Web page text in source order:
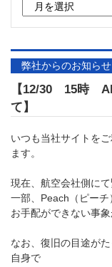
弊社からのお知らせ
【12/30 15時
て】
いつも当社サイトを
ます。
現在、航空会社側に
一部、Peach（ピー
お手配ができない事
なお、復旧の目途が
自身で